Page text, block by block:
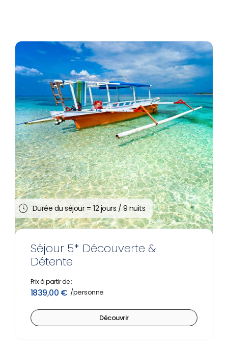
Durée du séjour = 12 jours / 9 nuits
Séjour 5* Découverte &
Détente
Prix à partir de :
1839,00 €
Découvrir